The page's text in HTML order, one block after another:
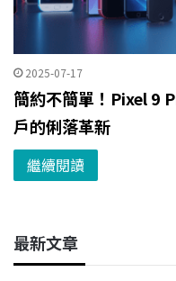
2025-07-17
簡約不簡單！Pixel 9
戶的俐落革新
繼續閱讀
最新文章